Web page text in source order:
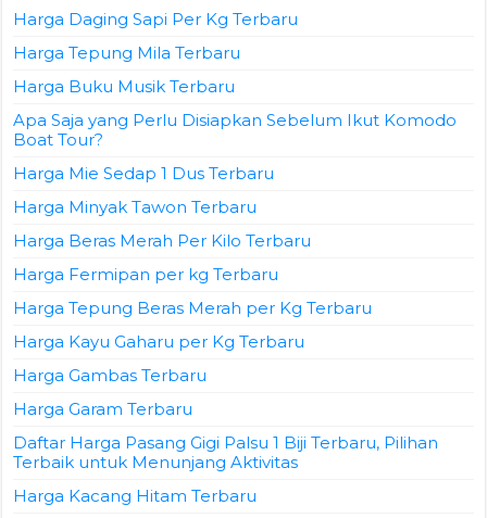
Harga Daging Sapi Per Kg Terbaru
Harga Tepung Mila Terbaru
Harga Buku Musik Terbaru
Apa Saja yang Perlu Disiapkan Sebelum Ikut Komodo
Boat Tour?
Harga Mie Sedap 1 Dus Terbaru
Harga Minyak Tawon Terbaru
Harga Beras Merah Per Kilo Terbaru
Harga Fermipan per kg Terbaru
Harga Tepung Beras Merah per Kg Terbaru
Harga Kayu Gaharu per Kg Terbaru
Harga Gambas Terbaru
Harga Garam Terbaru
Daftar Harga Pasang Gigi Palsu 1 Biji Terbaru, Pilihan
Terbaik untuk Menunjang Aktivitas
Harga Kacang Hitam Terbaru